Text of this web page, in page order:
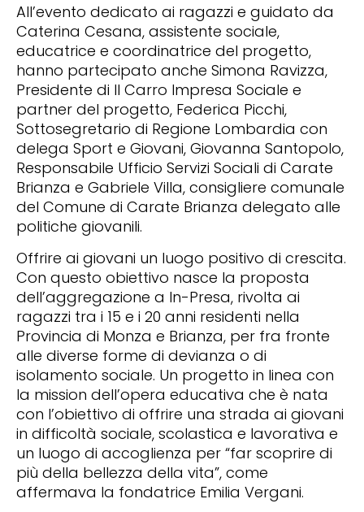
All’evento dedicato ai ragazzi e guidato da
Caterina Cesana, assistente sociale,
educatrice e coordinatrice del progetto,
hanno partecipato anche Simona Ravizza,
Presidente di Il Carro Impresa Sociale e
partner del progetto, Federica Picchi,
Sottosegretario di Regione Lombardia con
delega Sport e Giovani, Giovanna Santopolo,
Responsabile Ufficio Servizi Sociali di Carate
Brianza e Gabriele Villa, consigliere comunale
del Comune di Carate Brianza delegato alle
politiche giovanili.
Offrire ai giovani un luogo positivo di crescita.
Con questo obiettivo nasce la proposta
dell’aggregazione a In-Presa, rivolta ai
ragazzi tra i 15 e i 20 anni residenti nella
Provincia di Monza e Brianza, per fra fronte
alle diverse forme di devianza o di
isolamento sociale. Un progetto in linea con
la mission dell’opera educativa che è nata
con l’obiettivo di offrire una strada ai giovani
in difficoltà sociale, scolastica e lavorativa e
un luogo di accoglienza per “far scoprire di
più della bellezza della vita”, come
affermava la fondatrice Emilia Vergani.